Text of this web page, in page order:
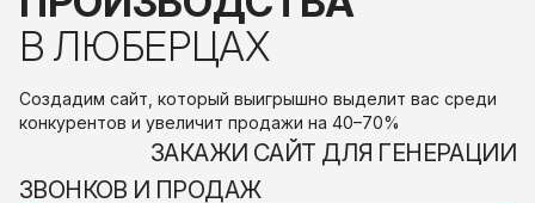
В ЛЮБЕРЦАХ
Создадим сайт, который выигрышно выделит вас среди
конкурентов и увеличит продажи на 40–70%
ЗАКАЖИ САЙТ ДЛЯ ГЕНЕРАЦИИ
ЗВОНКОВ И ПРОДАЖ